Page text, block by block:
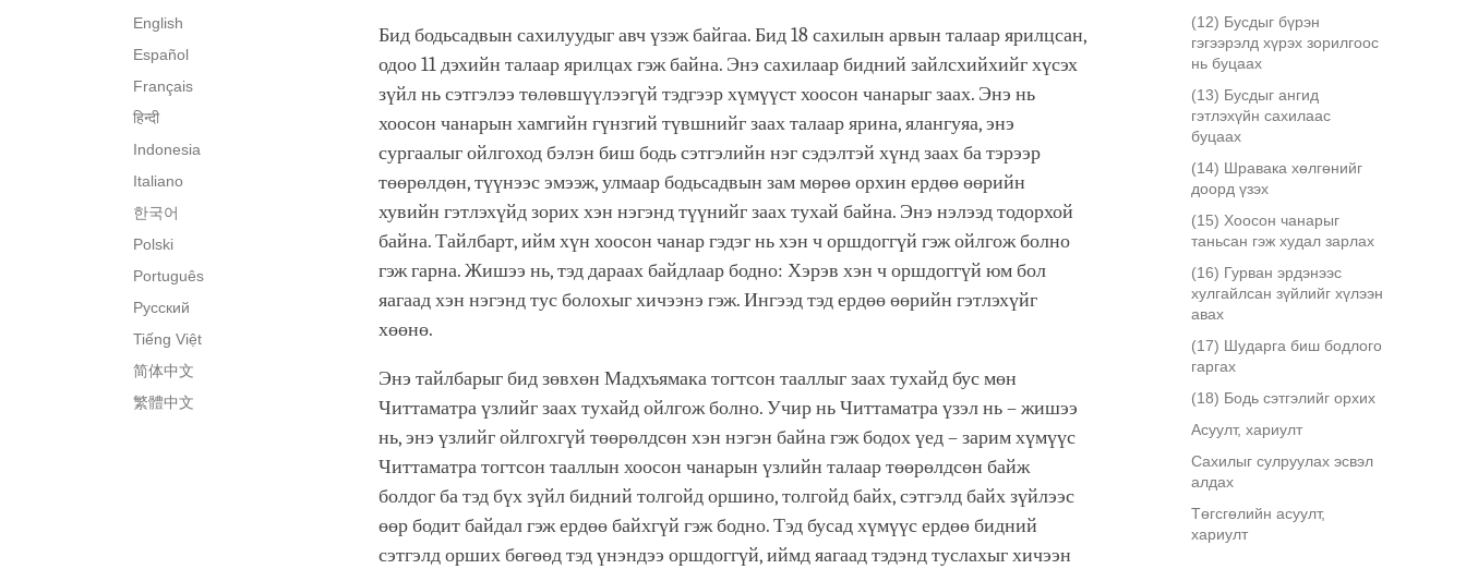
(12) Бусдыг бүрэн
гэгээрэлд хүрэх зорилгоос
нь буцаах
(13) Бусдыг ангид
гэтлэхүйн сахилаас
буцаах
(14) Шравака хөлгөнийг
доорд үзэх
(15) Хоосон чанарыг
таньсан гэж худал зарлах
(16) Гурван эрдэнээс
хулгайлсан зүйлийг хүлээн
авах
(17) Шударга биш бодлого
гаргах
(18) Бодь сэтгэлийг орхих
Асуулт, хариулт
Сахилыг сулруулах эсвэл
алдах
Төгсгөлийн асуулт,
хариулт
English
Español
Français
हिन्दी
Indonesia
Italiano
한국어
Polski
Português
Русский
Tiếng Việt
简体中文
繁體中文
Бид бодьсадвын сахилуудыг авч үзэж байгаа. Бид 18 сахилын арвын талаар ярилцсан,
одоо 11 дэхийн талаар ярилцах гэж байна. Энэ сахилаар бидний зайлсхийхийг хүсэх
зүйл нь сэтгэлээ төлөвшүүлээгүй тэдгээр хүмүүст хоосон чанарыг заах. Энэ нь
хоосон чанарын хамгийн гүнзгий түвшнийг заах талаар ярина, ялангуяа, энэ
сургаалыг ойлгоход бэлэн биш бодь сэтгэлийн нэг сэдэлтэй хүнд заах ба тэрээр
төөрөлдөн, түүнээс эмээж, улмаар бодьсадвын зам мөрөө орхин ердөө өөрийн
хувийн гэтлэхүйд зорих хэн нэгэнд түүнийг заах тухай байна. Энэ нэлээд тодорхой
байна. Тайлбарт, ийм хүн хоосон чанар гэдэг нь хэн ч оршдоггүй гэж ойлгож болно
гэж гарна. Жишээ нь, тэд дараах байдлаар бодно: Хэрэв хэн ч оршдоггүй юм бол
яагаад хэн нэгэнд тус болохыг хичээнэ гэж. Ингээд тэд ердөө өөрийн гэтлэхүйг
хөөнө.
Энэ тайлбарыг бид зөвхөн Мадхъямака тогтсон тааллыг заах тухайд бус мөн
Читтаматра үзлийг заах тухайд ойлгож болно. Учир нь Читтаматра үзэл нь – жишээ
нь, энэ үзлийг ойлгохгүй төөрөлдсөн хэн нэгэн байна гэж бодох үед – зарим хүмүүс
Читтаматра тогтсон тааллын хоосон чанарын үзлийн талаар төөрөлдсөн байж
болдог ба тэд бүх зүйл бидний толгойд оршино, толгойд байх, сэтгэлд байх зүйлээс
өөр бодит байдал гэж ердөө байхгүй гэж бодно. Тэд бусад хүмүүс ердөө бидний
сэтгэлд орших бөгөөд тэд үнэндээ оршдоггүй, иймд яагаад тэдэнд туслахыг хичээн